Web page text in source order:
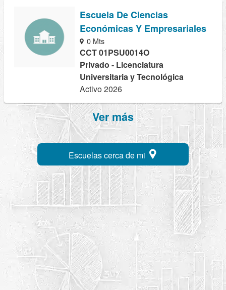
Escuela De Ciencias
Económicas Y Empresariales
0 Mts
CCT 01PSU0014O
Privado - Licenciatura
Universitaria y Tecnológica
Activo 2026
Ver más
Escuelas cerca de mi